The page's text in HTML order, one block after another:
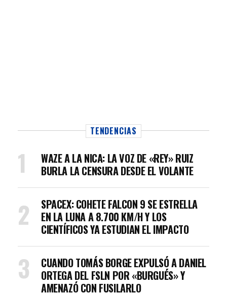
TENDENCIAS
WAZE A LA NICA: LA VOZ DE «REY» RUIZ
BURLA LA CENSURA DESDE EL VOLANTE
SPACEX: COHETE FALCON 9 SE ESTRELLA
EN LA LUNA A 8.700 KM/H Y LOS
CIENTÍFICOS YA ESTUDIAN EL IMPACTO
CUANDO TOMÁS BORGE EXPULSÓ A DANIEL
ORTEGA DEL FSLN POR «BURGUÉS» Y
AMENAZÓ CON FUSILARLO